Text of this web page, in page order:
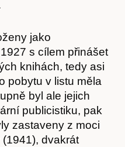
jako
s cílem přinášet
knihách, tedy asi
pobytu v listu měla
byl ale jejich
publicistiku, pak
zastaveny z moci
dvakrát